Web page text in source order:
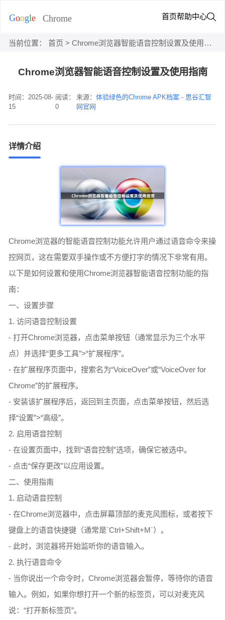
首页帮助中心
当前位置： 首页 > Chrome浏览器智能语音控制设置及使用指南
Chrome浏览器智能语音控制设置及使用指南
时间：2025-08-
15
阅读：
0
来源：体验绿色的Chrome APK档案 - 思谷汇智
网官网
详情介绍
Chrome浏览器的智能语音控制功能允许用户通过语音命令来操
控网页，这在需要双手操作或不方便打字的情况下非常有用。
以下是如何设置和使用Chrome浏览器智能语音控制功能的指
南：
一、设置步骤
1. 访问语音控制设置
- 打开Chrome浏览器，点击菜单按钮（通常显示为三个水平
点）并选择“更多工具”>“扩展程序”。
- 在扩展程序页面中，搜索名为“VoiceOver”或“VoiceOver for
Chrome”的扩展程序。
- 安装该扩展程序后，返回到主页面，点击菜单按钮，然后选
择“设置”>“高级”。
2. 启用语音控制
- 在设置页面中，找到“语音控制”选项，确保它被选中。
- 点击“保存更改”以应用设置。
二、使用指南
1. 启动语音控制
- 在Chrome浏览器中，点击屏幕顶部的麦克风图标，或者按下
键盘上的语音快捷键（通常是`Ctrl+Shift+M`）。
- 此时，浏览器将开始监听你的语音输入。
2. 执行语音命令
- 当你说出一个命令时，Chrome浏览器会暂停，等待你的语音
输入。例如，如果你想打开一个新的标签页，可以对麦克风
说：“打开新标签页”。